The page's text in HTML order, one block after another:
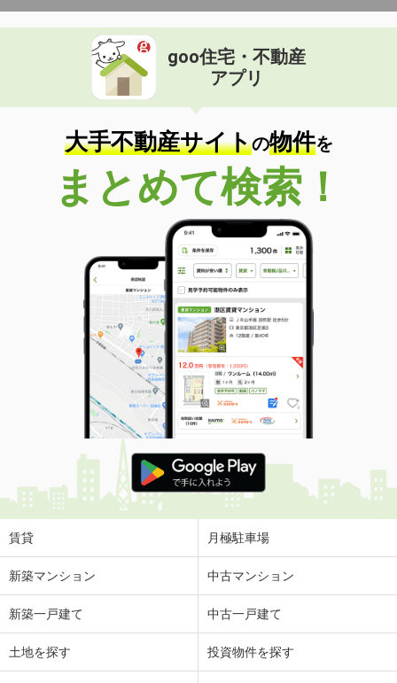
goo住宅・不動産
アプリ
大手不動産サイトの物件を
まとめて検索！
賃貸 月極駐車場
新築マンション 中古マンション
新築一戸建て 中古一戸建て
土地を探す 投資物件を探す